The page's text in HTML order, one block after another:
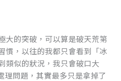
大的突破，可以算是破天荒第
慣，以往的我都只會看到「冰
類似的狀況，我只會破口大
問題，其實最多只是拿掉了